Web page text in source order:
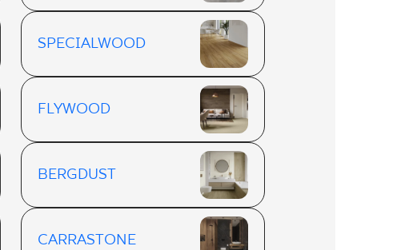
SPECIALWOOD
FLYWOOD
BERGDUST
CARRASTONE